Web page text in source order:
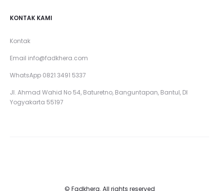
KONTAK KAMI
Kontak
Email info@fadkhera.com
WhatsApp 0821 3491 5337
Jl. Ahmad Wahid No 54, Baturetno, Banguntapan, Bantul, DI
Yogyakarta 55197
© Fadkhera. All rights reserved